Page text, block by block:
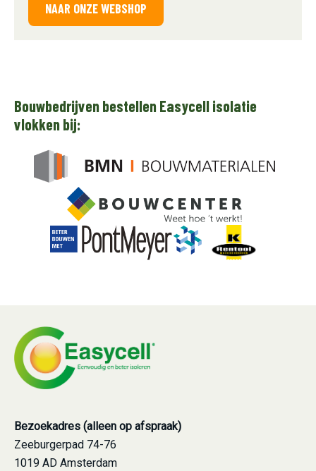
NAAR ONZE WEBSHOP
Bouwbedrijven bestellen Easycell isolatie
vlokken bij:
Bezoekadres (alleen op afspraak)
Zeeburgerpad 74-76
1019 AD Amsterdam